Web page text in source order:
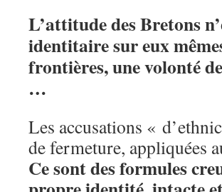
L’attitude des Bretons
identitaire sur eux
frontières, une volonté
…
Les accusations «
de fermeture, appliquées
Ce sont des formules